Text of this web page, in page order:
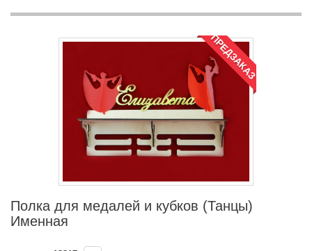
ПРЕДЗАКАЗ
Полка для медалей и кубков (Танцы)
Именная